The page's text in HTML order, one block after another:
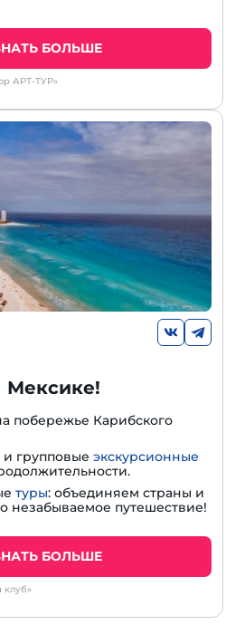
БОЛЬШЕ
АРТ-ТУР»
побережье Карибского
групповые экскурсионные
туры: объединяем страны и
незабываемое путешествие!
БОЛЬШЕ
клуб»